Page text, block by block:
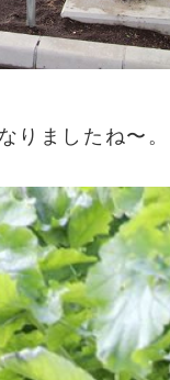
りましたね〜。